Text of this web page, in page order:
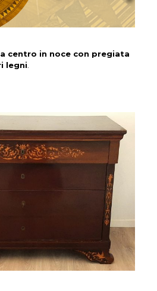
centro in noce con pregiata
legni